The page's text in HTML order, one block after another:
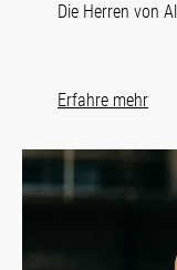
Die Herren von
Erfahre mehr